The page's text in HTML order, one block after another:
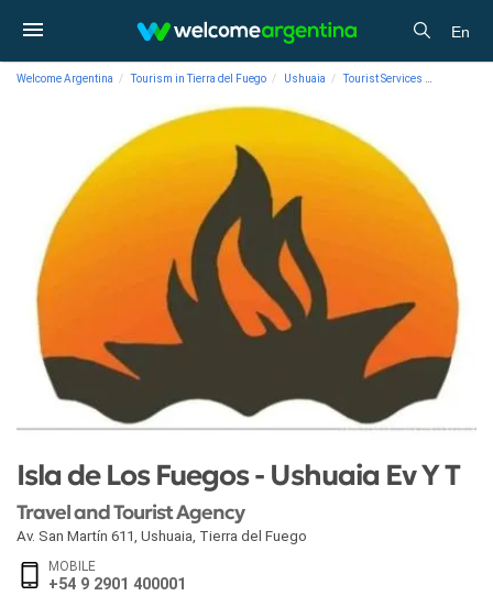
En
Welcome Argentina Tourism in Tierra del Fuego Ushuaia Tourist Services
Isla de Los Fuegos - Ushuaia Ev Y T
Travel and Tourist Agency
Av. San Martín 611, Ushuaia, Tierra del Fuego
MOBILE
+54 9 2901 400001